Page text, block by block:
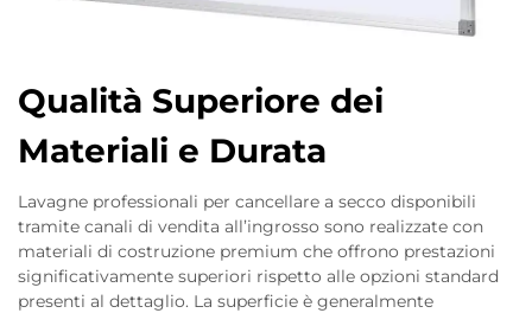
Qualità Superiore dei
Materiali e Durata
Lavagne professionali per cancellare a secco disponibili
tramite canali di vendita all’ingrosso sono realizzate con
materiali di costruzione premium che offrono prestazioni
significativamente superiori rispetto alle opzioni standard
presenti al dettaglio. La superficie è generalmente